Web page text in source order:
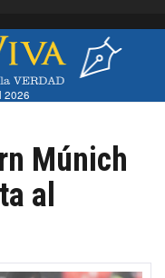
2026
Múnich
al